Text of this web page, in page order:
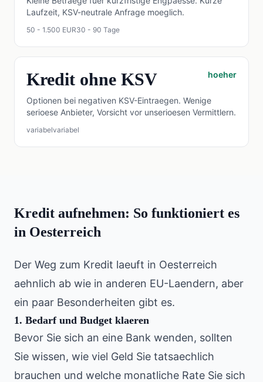
Laufzeit, KSV-neutrale Anfrage moeglich.
50 - 1.500 EUR30 - 90 Tage
Kredit ohne KSV hoeher
Optionen bei negativen KSV-Eintraegen. Wenige
serioese Anbieter, Vorsicht vor unserioesen Vermittlern.
variabelvariabel
Kredit aufnehmen: So funktioniert es
in Oesterreich
Der Weg zum Kredit laeuft in Oesterreich
aehnlich ab wie in anderen EU-Laendern, aber
ein paar Besonderheiten gibt es.
1. Bedarf und Budget klaeren
Bevor Sie sich an eine Bank wenden, sollten
Sie wissen, wie viel Geld Sie tatsaechlich
brauchen und welche monatliche Rate Sie sich